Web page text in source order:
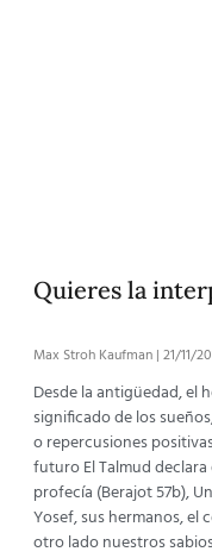
Quieres la
Max Stroh Kaufman 21/11/
Desde la antigüedad, el
significado de los
o repercusiones
futuro El Talmud
profecía (Berajot 57b),
Yosef, sus hermanos, el
otro lado nuestros